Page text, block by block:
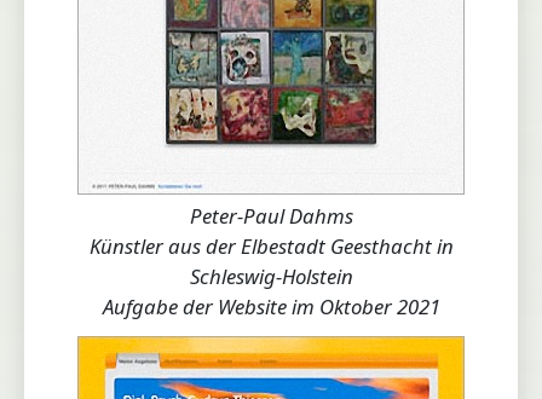
Peter-Paul Dahms
Künstler aus der Elbestadt Geesthacht in
Schleswig-Holstein
Aufgabe der Website im Oktober 2021